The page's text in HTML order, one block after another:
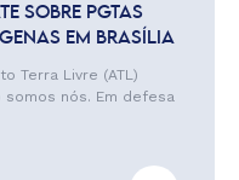
SOBRE PGTAS
EM BRASÍLIA
Terra Livre (ATL)
nós. Em defesa